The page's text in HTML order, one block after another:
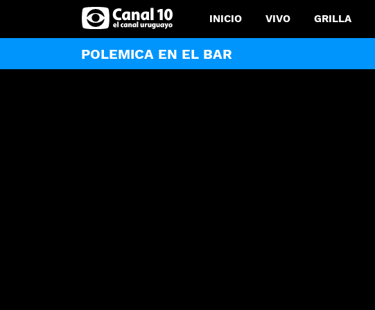
INICIO VIVO GRILLA
POLEMICA EN EL BAR